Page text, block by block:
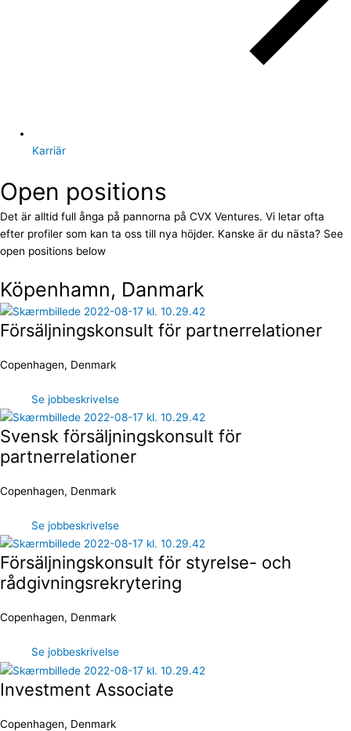
Karriär
Open positions
Det är alltid full ånga på pannorna på CVX Ventures. Vi letar ofta
efter profiler som kan ta oss till nya höjder. Kanske är du nästa? See
open positions below
Köpenhamn, Danmark
Försäljningskonsult för partnerrelationer
Copenhagen, Denmark
Se jobbeskrivelse
Svensk försäljningskonsult för
partnerrelationer
Copenhagen, Denmark
Se jobbeskrivelse
Försäljningskonsult för styrelse- och
rådgivningsrekrytering
Copenhagen, Denmark
Se jobbeskrivelse
Investment Associate
Copenhagen, Denmark